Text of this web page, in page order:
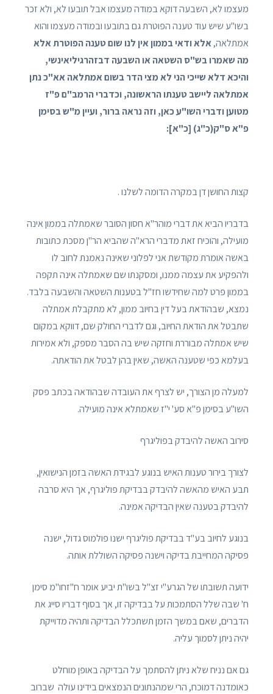
מעצמו לא, השבעה דוקא במודה מעצמו אבל תובעו לא, ולא זכר
בשו"ע שיש עוד טענה הפוטרת גם בתובעו ובמודה מעצמו והוא
אמתלאה, אלא ודאי בממון אין לנו שום טענה הפוטרת אלא
מה שאמרו בש"ס השטאה או השבעה דבזהרגיליאינשי,
והיכא דלא שייכי הני לא מצי הדר בשום אמתלאה אא"כ נתן
אמתלאה ליישב טענתו הראשונה, וכדברי הרמב"ם פ"ז
מטוען ודברי השו"ע כאן, וזה נראה ברור, ועיין מ"ש בסימן
פ"א ס"ק(כ"ג) [כ"א]:
קצות החושן דן במקרה הדומה לשלנו .
בדבריו הביא את דברי מוהר"א חסון הסובר שאמתלה בממון אינה
מועילה, והוכיח זאת מדברי הרא"ה שהביא הר"ן מסכת כתובות
באשה אומרת מקודשת אני לפלוני שאינה נאמנת לחוב לו
ולהפקיע את עצמה ממנו, ומסקנתו שם שאמתלה אינה תקפה
בממון פרט למה שחידשו חז"ל בטענות השטאה והשבעה בלבד.
נמצא, שבהודאת בעל דין בחיוב ממון, לא מתקבלת אמתלה
שתבטל את הודאת החיוב, וגם לדברי החולק שם, דווקא במקום
שיש אמתלה מבוררת וחזקה שיש בה הסבר מספק, ולא אמירות
בעלמא כפי שטענה האשה, שאין בהן לבטל את הודאתה.
למעלה מן הצורך, יש לצרף את העובדה שבהודאה בכתב פסק
השו"ע בסימן פ"א סע' י"ז שאמתלא אינה מועילה.
סירוב האשה להיבדק בפוליגרף
לצורך בירור טענות האיש בנוגע לבגידת האשה בזמן הנישואין,
תבע האיש מהאשה להיבדק בבדיקת פוליגרף, אך היא סרבה
להיבדק בטענה שאין הבדיקה אמינה.
בנוגע לחיוב בע"ד בבדיקת פוליגרף ישנו פולמוס גדול, ישנה
פסיקה המחייבת בדיקה וישנה פסיקה השוללת אותה.
ידועה תשובתו של הגרע"י זצ"ל בשו"ת יביע אומר ח"זחו"מ סימן
ח' שבה שלל הסתמכות על בבדיקה זו, אך בסוף דבריו סייג את
הדברים, שאם במשך הזמן תשתכלל הבדיקה ותהיה מדוייקת
יהיה ניתן לסמוך עליה.
גם אם נניח שלא ניתן להסתמך על הבדיקה באופן מוחלט
כאומדנה דמוכח, הרי שמהנתונים הנמצאים בידינו עולה שברוב